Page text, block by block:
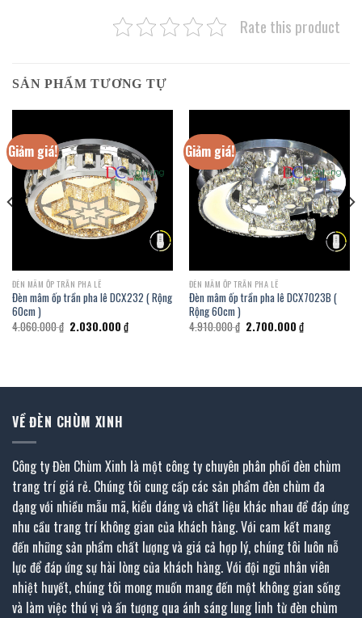
Rate this product
SẢN PHẨM TƯƠNG TỰ
Giảm giá!
ĐÈN MÂM ỐP TRẦN PHA LÊ
Đèn mâm ốp trần pha lê DCX232 ( Rộng
60cm )
4.060.000₫ Giá
gốc
2.030.000 ₫Giá
hiện
Giảm giá!
ĐÈN MÂM ỐP TRẦN PHA LÊ
Đèn mâm ốp trần pha lê DCX7023B (
Rộng 60cm )
4.910.000₫ Giá
gốc
2.700.000 ₫Giá
hiện
VỀ ĐÈN CHÙM XINH
Công ty Đèn Chùm Xinh là một công ty chuyên phân phối đèn chùm
trang trí giá rẻ. Chúng tôi cung cấp các sản phẩm đèn chùm đa
dạng với nhiều mẫu mã, kiểu dáng và chất liệu khác nhau để đáp ứng
nhu cầu trang trí không gian của khách hàng. Với cam kết mang
đến những sản phẩm chất lượng và giá cả hợp lý, chúng tôi luôn nỗ
lực để đáp ứng sự hài lòng của khách hàng. Với đội ngũ nhân viên
nhiệt huyết, chúng tôi mong muốn mang đến một không gian sống
và làm việc thú vị và ấn tượng qua ánh sáng lung linh từ đèn chùm